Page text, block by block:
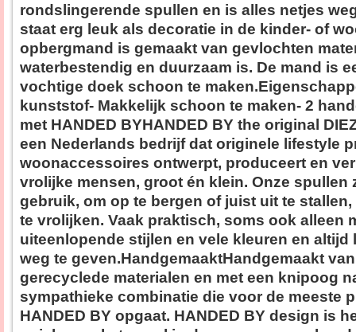
rondslingerende spullen en is alles netjes
staat erg leuk als decoratie in de kinder- of
opbergmand is gemaakt van gevlochten
waterbestendig en duurzaam is. De mand is
vochtige doek schoon te
kunststof- Makkelijk schoon te maken- 2
met HANDED BYHANDED BY the original
een Nederlands bedrijf dat originele lifestyle
woonaccessoires ontwerpt, produceert en
vrolijke mensen, groot én klein. Onze spullen
gebruik, om op te bergen of juist uit te
te vrolijken. Vaak praktisch, soms ook alleen
uiteenlopende stijlen en vele kleuren en altijd
weg te geven.HandgemaaktHandgemaakt
gerecyclede materialen en met een knipoog
sympathieke combinatie die voor de meeste
HANDED BY opgaat. HANDED BY design is